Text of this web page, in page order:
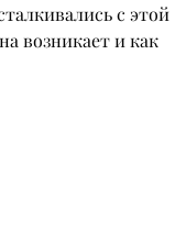
с этой
возникает и как